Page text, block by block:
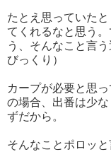
たとえ思っていた
てくれるなと思う
う、そんなこと言
びっくり）
カープが必要と思
の場合、出番は少
ずだから。
そんなことポロッ